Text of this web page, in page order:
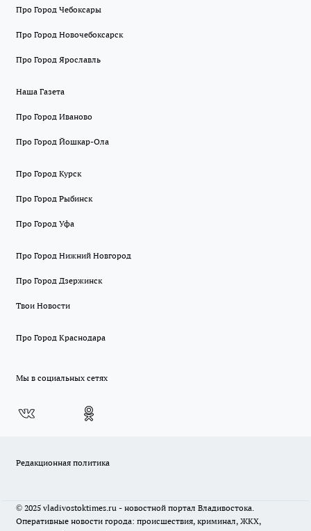
Про Город Чебоксары
Про Город Новочебоксарск
Про Город Ярославль
Наша Газета
Про Город Иваново
Про Город Йошкар-Ола
Про Город Курск
Про Город Рыбинск
Про Город Уфа
Про Город Нижний Новгород
Про Город Дзержинск
Твои Новости
Про Город Краснодара
Мы в социальных сетях
Редакционная политика
© 2025 vladivostoktimes.ru - новостной портал Владивостока.
Оперативные новости города: происшествия, криминал, ЖКХ,